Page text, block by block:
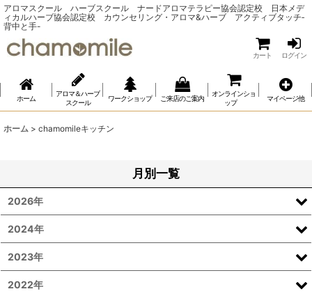
アロマスクール ハーブスクール ナードアロマテラピー協会認定校 日本メデ
ィカルハーブ協会認定校 カウンセリング・アロマ&ハーブ アクティブタッチ‐
背中と手-
カート ログイン
ホーム
アロマ＆ハーブ
スクール
ワークショップ ご来店のご案内
オンラインショ
ップ
マイページ他
ホーム > chamomileキッチン
月別一覧
2026年
2024年
2023年
2022年